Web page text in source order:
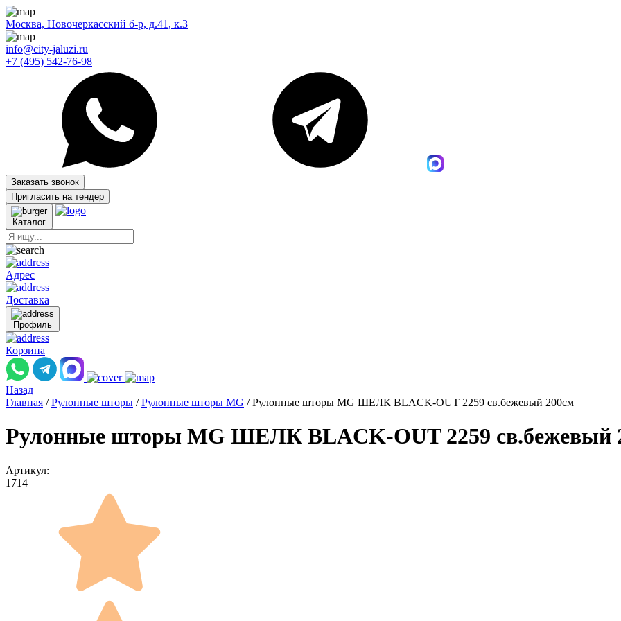
Москва, Новочеркасский б-р, д.41, к.3
info@city-jaluzi.ru
+7 (495) 542-76-98
Заказать звонок
Пригласить на тендер
Каталог
Адрес
Доставка
Профиль
Корзина
Назад
Главная / Рулонные шторы / Рулонные шторы MG / Рулонные шторы MG ШЕЛК BLACK-OUT 2259 св.бежевый 200см
Рулонные шторы MG ШЕЛК BLACK-OUT 2259 св.бежевый
Артикул:
1714